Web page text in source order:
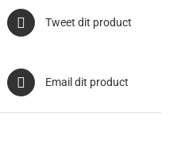
Tweet dit product
Email dit product